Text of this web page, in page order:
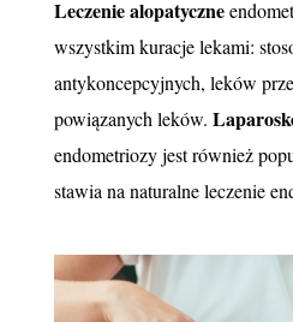
Leczenie alopatyczne
wszystkim kuracje lekami:
antykoncepcyjnych, leków
powiązanych leków.
endometriozy jest również
stawia na naturalne leczenie